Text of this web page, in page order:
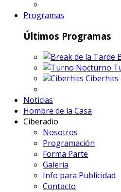
Programas
Últimos Programas
Ciberhits
Noticias
Hombre de la Casa
Ciberadio
Nosotros
Programación
Forma Parte
Galería
Info para Publicidad
Contacto